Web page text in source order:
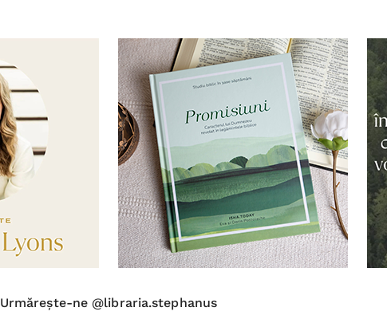
Urmărește-ne @libraria.stephanus